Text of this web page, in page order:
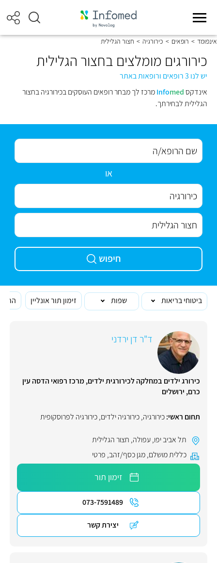
אינפומד > רופאים > כירורגיה > חצור הגלילית
כירורגים מומלצים בחצור הגלילית
יש לנו 3 רופאים ורופאות באתר
אינדקס
Infomed
מרכז לך מבחר רופאים העוסקים בכירורגיה בחצור
הגלילית לבחירתך.
או
חיפוש
ביטוחי בריאות שפות זימון תור אונליין
ד"ר דן ירדני
כירורג ילדים במחלקה לכירורגית ילדים, מרכז רפואי הדסה עין
כרם, ירושלים
תחום ראשי:כירורגיה,כירורגיה ילדים,כירורגיה לפרוסקופית
תל אביב יפו,עפולה, חצור הגלילית
כללית מושלם,מגן כסף/זהב, פרטי
זימון תור
073-7591489
יצירת קשר